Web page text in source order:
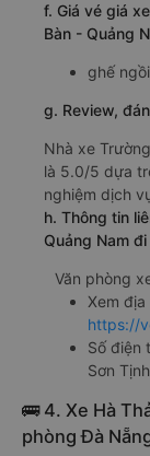
f. Giá vé giá
Bàn - Quảng
ghế
g. Review,
Nhà xe
là 5.0/5 dựa
nghiệm dịch
h. Thông tin
Quảng Nam
Văn phòng
Xem
https://
Số điện
Sơn
🚌 4. Xe Hà
phòng Đà